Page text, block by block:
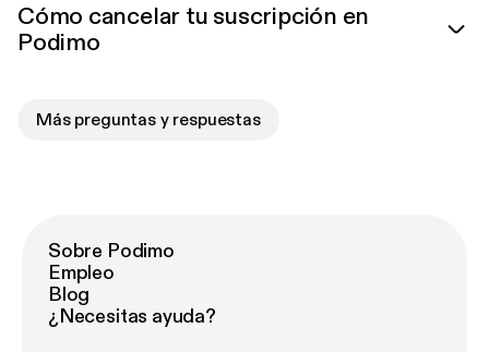
Cómo cancelar tu suscripción en
Podimo
Más preguntas y respuestas
Sobre Podimo
Empleo
Blog
¿Necesitas ayuda?